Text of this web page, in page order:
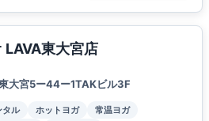
LAVA東大宮店
大宮5ー44ー1TAKビル3F
タル ホットヨガ
常温ヨガ